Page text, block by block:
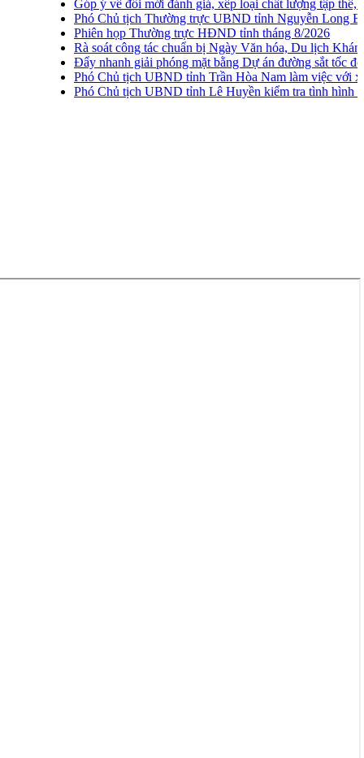
Góp ý về đổi mới đánh giá, xếp loại chất lượng tập thể, cá
Phó Chủ tịch Thường trực UBND tỉnh Nguyễn Long Biên
Phiên họp Thường trực HĐND tỉnh tháng 8/2026
Rà soát công tác chuẩn bị Ngày Văn hóa, Du lịch Khánh
Đẩy nhanh giải phóng mặt bằng Dự án đường sắt tốc độ
Phó Chủ tịch UBND tỉnh Trần Hòa Nam làm việc với xã
Phó Chủ tịch UBND tỉnh Lê Huyền kiểm tra tình hình thu